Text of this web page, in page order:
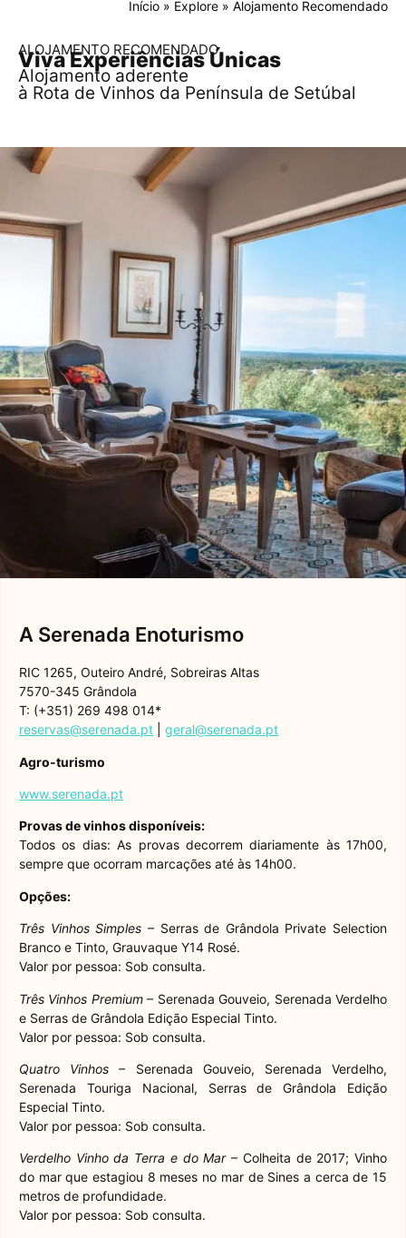
Início » Explore » Alojamento Recomendado
ALOJAMENTO RECOMENDADO
Viva Experiências Únicas
Alojamento aderente
à Rota de Vinhos da Península de Setúbal
A Serenada Enoturismo
RIC 1265, Outeiro André, Sobreiras Altas
7570-345 Grândola
T: (+351) 269 498 014*
reservas@serenada.pt
geral@serenada.pt
Agro-turismo
www.serenada.pt
Provas de vinhos disponíveis:
Todos os dias: As provas decorrem diariamente às 17h00,
sempre que ocorram marcações até às 14h00.
Opções:
Três Vinhos Simples – Serras de Grândola Private Selection
Branco e Tinto, Grauvaque Y14 Rosé.
Valor por pessoa: Sob consulta.
Três Vinhos Premium– Serenada Gouveio, Serenada Verdelho
e Serras de Grândola Edição Especial Tinto.
Valor por pessoa: Sob consulta.
Quatro Vinhos– Serenada Gouveio, Serenada Verdelho,
Serenada Touriga Nacional, Serras de Grândola Edição
Especial Tinto.
Valor por pessoa: Sob consulta.
Verdelho Vinho da Terra e do Mar– Colheita de 2017; Vinho
do mar que estagiou 8 meses no mar de Sines a cerca de 15
metros de profundidade.
Valor por pessoa: Sob consulta.